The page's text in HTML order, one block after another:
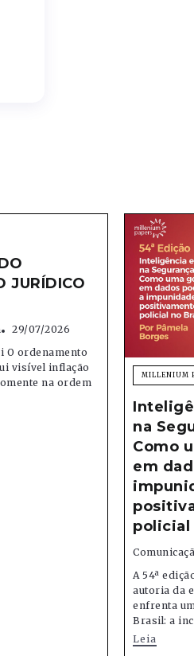
JURÍDICO
29/07/2026
O ordenamento
visível inflação
na ordem
MILLENIUM
na
Como
em
policial
A 54ª
autoria da
enfrenta
Brasil: a
Leia